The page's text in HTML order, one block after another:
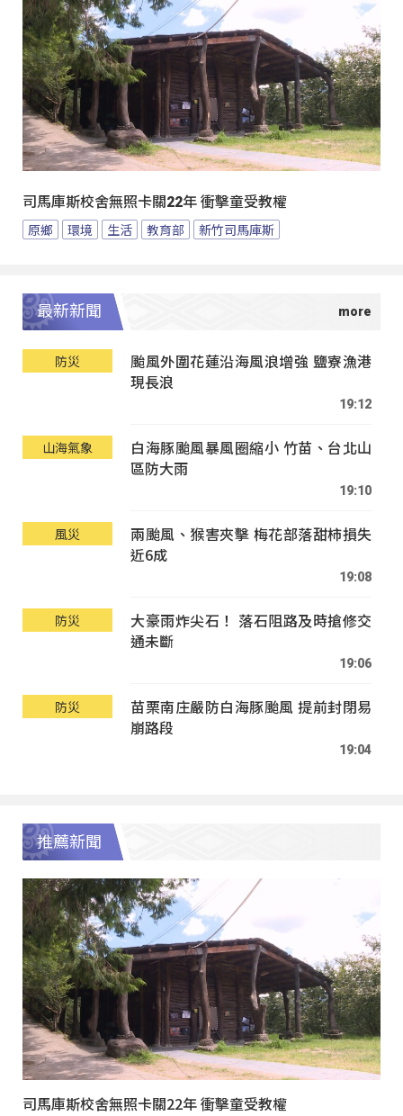
司馬庫斯校舍無照卡關22年 衝擊童受教權
原鄉 環境 生活 教育部 新竹司馬庫斯
最新新聞
防災
颱風外圍花蓮沿海風浪增強 鹽寮漁港
現長浪
19:12
山海氣象
白海豚颱風暴風圈縮小 竹苗、台北山
區防大雨
19:10
風災
兩颱風、猴害夾擊 梅花部落甜柿損失
近6成
19:08
防災
大豪雨炸尖石！ 落石阻路及時搶修交
通未斷
19:06
防災
苗栗南庄嚴防白海豚颱風 提前封閉易
崩路段
19:04
推薦新聞
司馬庫斯校舍無照卡關22年 衝擊童受教權